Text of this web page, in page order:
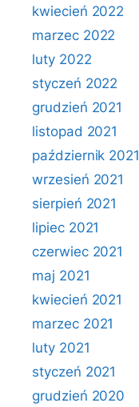
kwiecień 2022
marzec 2022
luty 2022
styczeń 2022
grudzień 2021
listopad 2021
październik 2021
wrzesień 2021
sierpień 2021
lipiec 2021
czerwiec 2021
maj 2021
kwiecień 2021
marzec 2021
luty 2021
styczeń 2021
grudzień 2020